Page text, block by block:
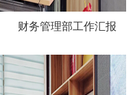
财务管理部工作汇报